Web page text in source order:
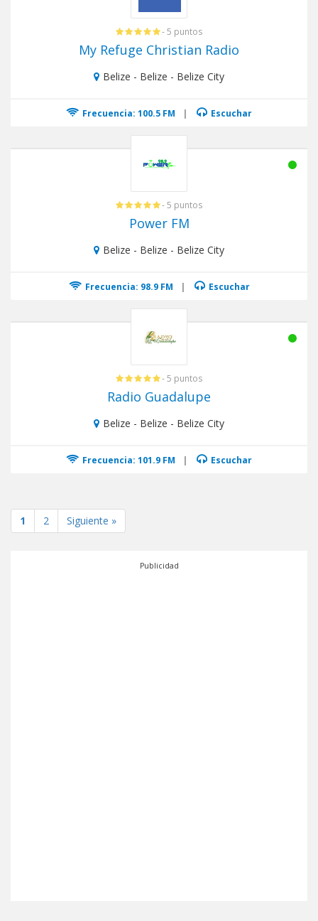
- 5 puntos
My Refuge Christian Radio
Belize - Belize - Belize City
Frecuencia: 100.5 FM | Escuchar
- 5 puntos
Power FM
Belize - Belize - Belize City
Frecuencia: 98.9 FM | Escuchar
- 5 puntos
Radio Guadalupe
Belize - Belize - Belize City
Frecuencia: 101.9 FM | Escuchar
1 2 Siguiente »
Publicidad